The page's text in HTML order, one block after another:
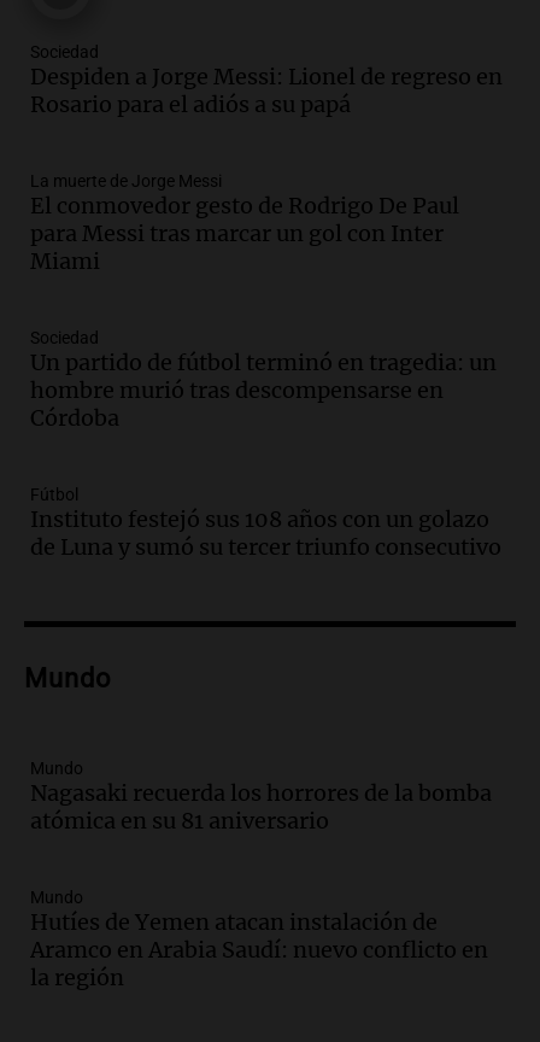
Audio.Messi llegará esta noche a
Rosario para acompañar a su familia
Episodios
Audio.Ley de Propiedad Privada: el revés
en el Congreso expuso una debilidad
comunicacional del Gobierno
Episodios
Audio.Casabindo se prepara para una
celebración única: 30.000 turistas y el
tradicional Toreo de la Vincha
Audio.Borges, abogada de Pourrain:
"Tres hombres se lo llevaron para
hacerle preguntas y nunca regresó"
Episodios
metros del río Suquía y retiraron hasta
Episodios
Audio.La historia de la servilleta que
firmó Jorge Messi para el primer
Episodios
Audio.Joan Gaspart: "Sin Jorge, no sé si
Messi hubiera llegado adonde llegó"
Sociedad
Despiden a Jorge Messi: Lionel de regreso en
Rosario para el adiós a su papá
La muerte de Jorge Messi
El conmovedor gesto de Rodrigo De Paul
para Messi tras marcar un gol con Inter
Miami
Sociedad
Un partido de fútbol terminó en tragedia: un
hombre murió tras descompensarse en
Córdoba
Fútbol
Instituto festejó sus 108 años con un golazo
de Luna y sumó su tercer triunfo consecutivo
Mundo
Mundo
Nagasaki recuerda los horrores de la bomba
atómica en su 81 aniversario
Mundo
Hutíes de Yemen atacan instalación de
Aramco en Arabia Saudí: nuevo conflicto en
la región